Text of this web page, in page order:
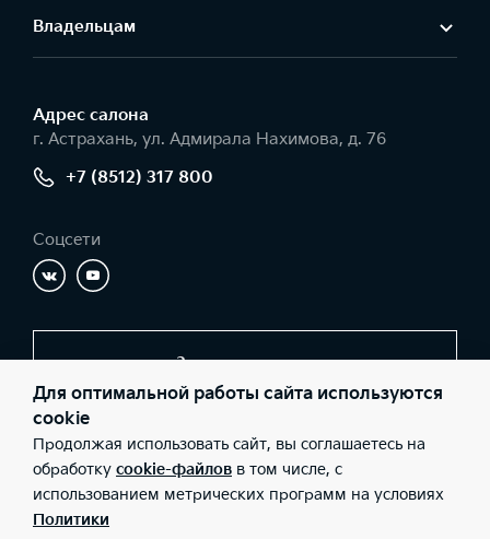
Владельцам
Адрес салонa
г. Астрахань, ул. Адмирала Нахимова, д. 76
+7 (8512) 317 800
Соцсети
Заказать звонок
© 2026 Юридические лица ООО «Молоток Авто» (Фактический
адрес: г. Астрахань, ул. Адмирала Нахимова, д. 76; Телефон: +7
(8512) 317 800; ИНН: 3016066443; ОГРН: 1113016002648), ООО
«Киа Россия и СНГ» (Фактический адрес: г.Москва, Валовая 26;
Телефон: 8 800 301 08 80; ИНН: 7728674093; ОГРН:
5087746291760) ведут деятельность на территории РФ в
Для оптимальной работы сайта используются
cookie
Продолжая использовать сайт, вы соглашаетесь на
обработку cookie-файлов в том числе, с
использованием метрических программ на условиях
Политики